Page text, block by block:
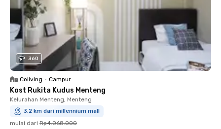
360
Coliving • Campur
Kost Rukita Kudus Menteng
Kelurahan Menteng, Menteng
3.2 km dari millennium mall
mulai dari Rp4.068.000